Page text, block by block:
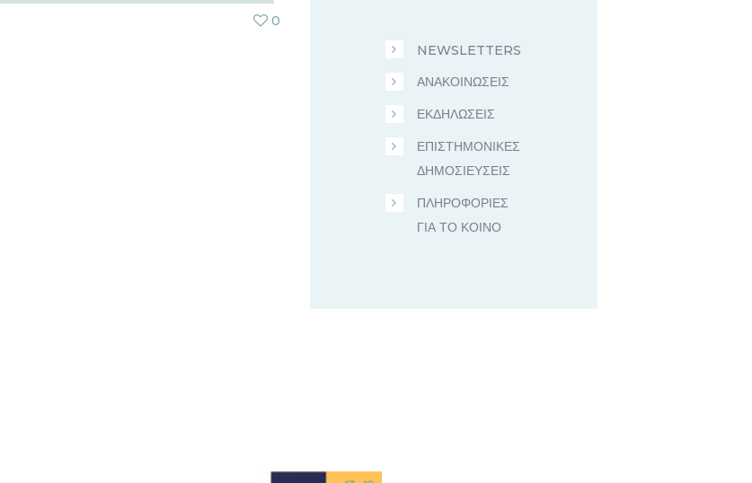
0
NEWSLETTERS
ΑΝΑΚΟΙΝΩΣΕΙΣ
ΕΚΔΗΛΩΣΕΙΣ
ΕΠΙΣΤΗΜΟΝΙΚΕΣ
ΔΗΜΟΣΙΕΥΣΕΙΣ
ΠΛΗΡΟΦΟΡΙΕΣ
ΓΙΑ ΤΟ ΚΟΙΝΟ